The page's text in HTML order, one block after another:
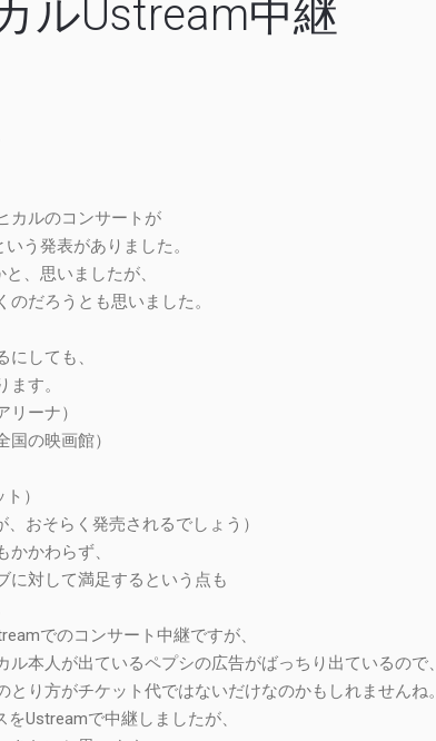
ルUstream中継
カルのコンサートが
う発表がありました。
、思いましたが、
だろうとも思いました。
しても、
す。
リーナ）
国の映画館）
）
、おそらく発売されるでしょう）
かわらず、
に対して満足するという点も
でのコンサート中継ですが、
ル本人が出ているペプシの広告がばっちり出ているので、
とり方がチケット代ではないだけなのかもしれませんね。
Ustreamで中継しましたが、